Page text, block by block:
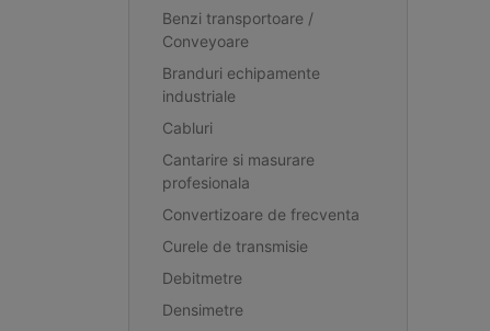
Benzi transportoare /
Conveyoare
Branduri echipamente
industriale
Cabluri
Cantarire si masurare
profesionala
Convertizoare de frecventa
Curele de transmisie
Debitmetre
Densimetre